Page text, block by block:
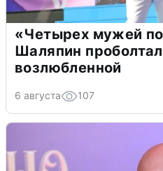
«Четырех мужей
Шаляпин
возлюбленной
6 августа 107